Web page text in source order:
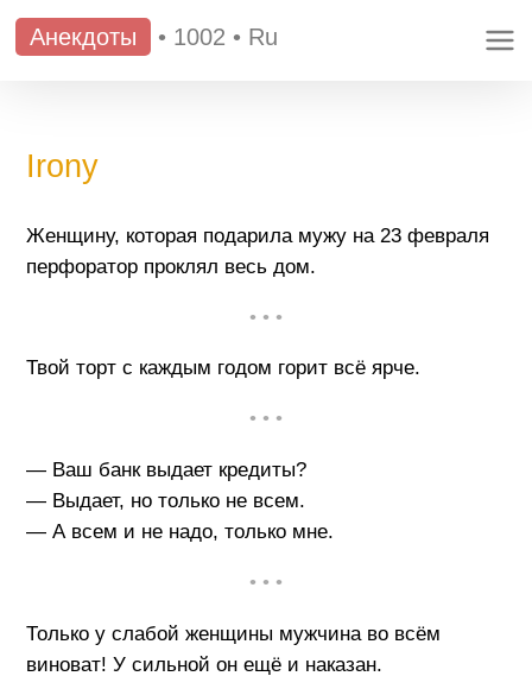
Анекдоты • 1002 • Ru
Irony
Женщину, которая подарила мужу на 23 февраля
перфоратор проклял весь дом.
• • •
Твой торт с каждым годом горит всё ярче.
• • •
— Ваш банк выдает кредиты?
— Выдает, но только не всем.
— А всем и не надо, только мне.
• • •
Только у слабой женщины мужчина во всём
виноват! У сильной он ещё и наказан.